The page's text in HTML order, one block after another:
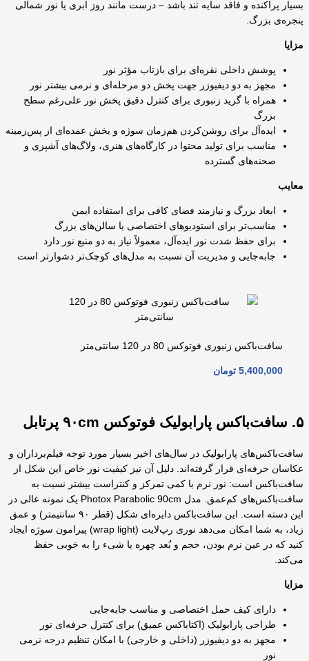
بسیار پراکنده و فاقد سایه تند باشد – درست مانند روز ابری یا نور شمالی
پنجره‌ی بزرگ.
مزایا
پوشش داخلی نقره‌ای برای بازتاب مؤثر نور
مجهز به دو دیفیوزر جهت پخش دو مرحله‌ای و نرمی بیشتر نور
همراه با گرید زنبوری برای کنترل دقیق پخش نور علی‌رغم سطح
بزرگ
ایده‌آل برای روشن‌کردن هم‌زمان سوژه و بخش عمده‌ای از پس‌زمینه
مناسب برای تولید محتوا در کارگاه‌های هنری، ولاگ‌های آشپزی و
صحنه‌های گسترده
معایب
ابعاد بزرگ و نیازمند فضای کافی برای استفاده ایمن
مناسب‌تر برای استودیوهای اختصاصی یا سالن‌های بزرگ
برای حفظ شدت نور ایده‌آل، معمولاً نیاز به دو منبع نور دارد
جابه‌جایی و مدیریت آن نسبت به مدل‌های کوچک‌تر دشوارتر است
سافت‌باکس زنبوری فوتوکس 80 در 120 سانتی‌متر
5,400,000 تومان
۵. سافت‌باکس پارابولیک فوتوکس ۹۰cm پرتابل
سافت‌باکس‌های پارابولیک در سال‌های اخیر بسیار مورد توجه فیلم‌برداران و
عکاسان حرفه‌ای قرار گرفته‌اند. دلیل آن نیز کیفیت نور خاص این شکل از
سافت‌باکس است: نور نرم با کمی تمرکز و کنتراست بیشتر نسبت به
سافت‌باکس‌های کم‌عمق. مدل Photox Parabolic 90cm یک نمونه عالی در
این دسته است. این سافت‌باکس دایره‌ای شکل (قطر ۹۰ سانتیمتر) و عمق
زیاد، به شما امکان می‌دهد نوری رپ‌لایت (wrap light) پیرامون سوژه ایجاد
کنید که در عین نرم بودن، حجم و بُعد چهره یا شیء را به خوبی حفظ
می‌کند.
مزایا
دارای کیف حمل اختصاصی و مناسب جابه‌جایی
طراحی پارابولیک (اکتاباکس عمیق) برای کنترل حرفه‌ای نور
مجهز به دو دیفیوزر (داخلی و خارجی) با امکان تنظیم درجه نرمی
نور